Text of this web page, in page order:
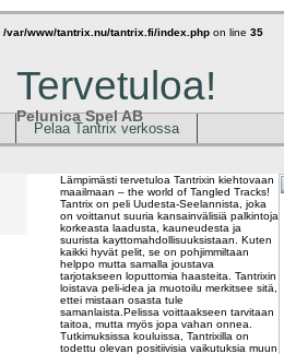
/var/www/tantrix.nu/tantrix.fi/index.php on line 35
Tervetuloa!
Pelunica Spel AB
Pelaa Tantrix verkossa
Lämpimästi tervetuloa Tantrixin kiehtovaan
maailmaan – the world of Tangled Tracks!
Tantrix on peli Uudesta-Seelannista, joka
on voittanut suuria kansainvälisiä palkintoja
korkeasta laadusta, kauneudesta ja
suurista kayttomahdollisuuksistaan. Kuten
kaikki hyvät pelit, se on pohjimmiltaan
helppo mutta samalla joustava
tarjotakseen loputtomia haasteita. Tantrixin
loistava peli-idea ja muotoilu merkitsee sitä,
ettei mistaan osasta tule
samanlaista.Pelissa voittaakseen tarvitaan
taitoa, mutta myös jopa vahan onnea.
Tutkimuksissa kouluissa, Tantrixilla on
todettu olevan positiivisia vaikutuksia muun